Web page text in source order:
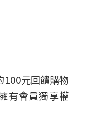
100元回饋購物
有會員獨享權